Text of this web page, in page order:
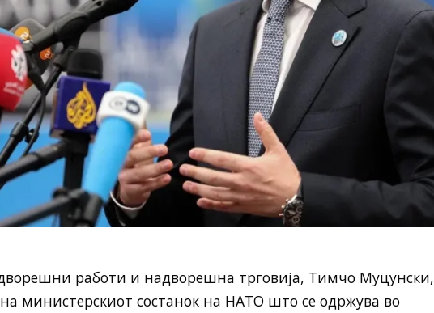
работи и надворешна трговија, Тимчо Муцунски,
на министерскиот состанок на НАТО што се одржува во